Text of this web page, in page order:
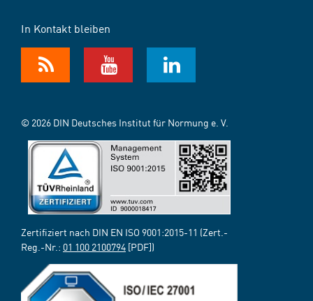
In Kontakt bleiben
© 2026 DIN Deutsches Institut für Normung e. V.
Zertifiziert nach DIN EN ISO 9001:2015-11 (Zert.-
Reg.-Nr.: 01 100 2100794 [PDF])